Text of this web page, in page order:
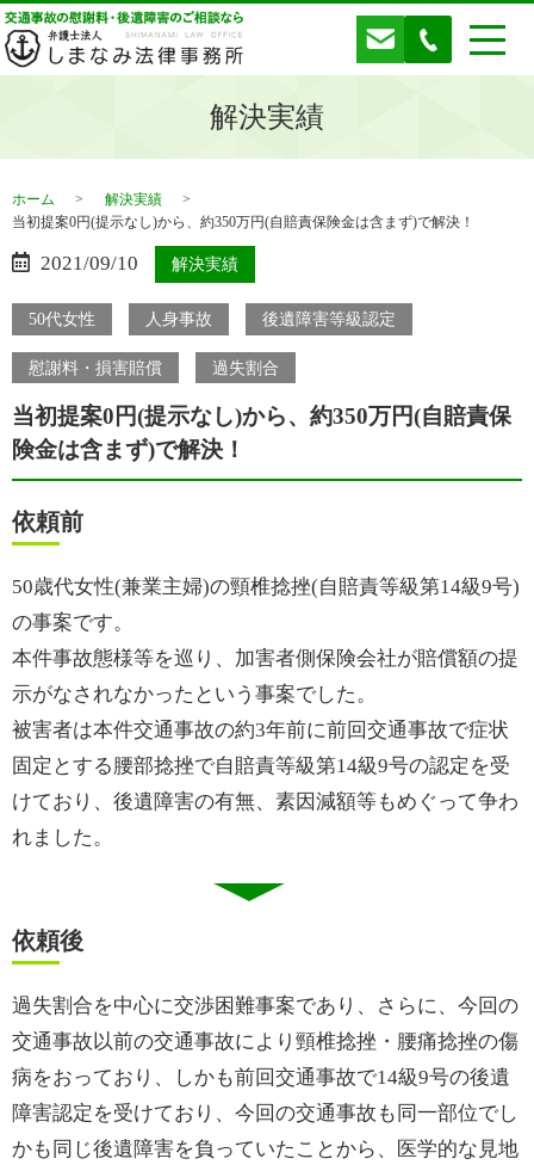
解決実績
ホーム
解決実績
当初提案0円(提示なし)から、約350万円(自賠責保険金は含まず)で解決！
2021/09/10 解決実績
50代女性 人身事故 後遺障害等級認定
慰謝料・損害賠償 過失割合
当初提案0円(提示なし)から、約350万円(自賠責保
険金は含まず)で解決！
依頼前
50歳代女性(兼業主婦)の頸椎捻挫(自賠責等級第14級9号)
の事案です。
本件事故態様等を巡り、加害者側保険会社が賠償額の提
示がなされなかったという事案でした。
被害者は本件交通事故の約3年前に前回交通事故で症状
固定とする腰部捻挫で自賠責等級第14級9号の認定を受
けており、後遺障害の有無、素因減額等もめぐって争わ
れました。
依頼後
過失割合を中心に交渉困難事案であり、さらに、今回の
交通事故以前の交通事故により頸椎捻挫・腰痛捻挫の傷
病をおっており、しかも前回交通事故で14級9号の後遺
障害認定を受けており、今回の交通事故も同一部位でし
かも同じ後遺障害を負っていたことから、医学的な見地